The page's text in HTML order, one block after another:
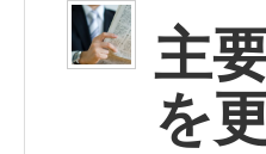
主
を